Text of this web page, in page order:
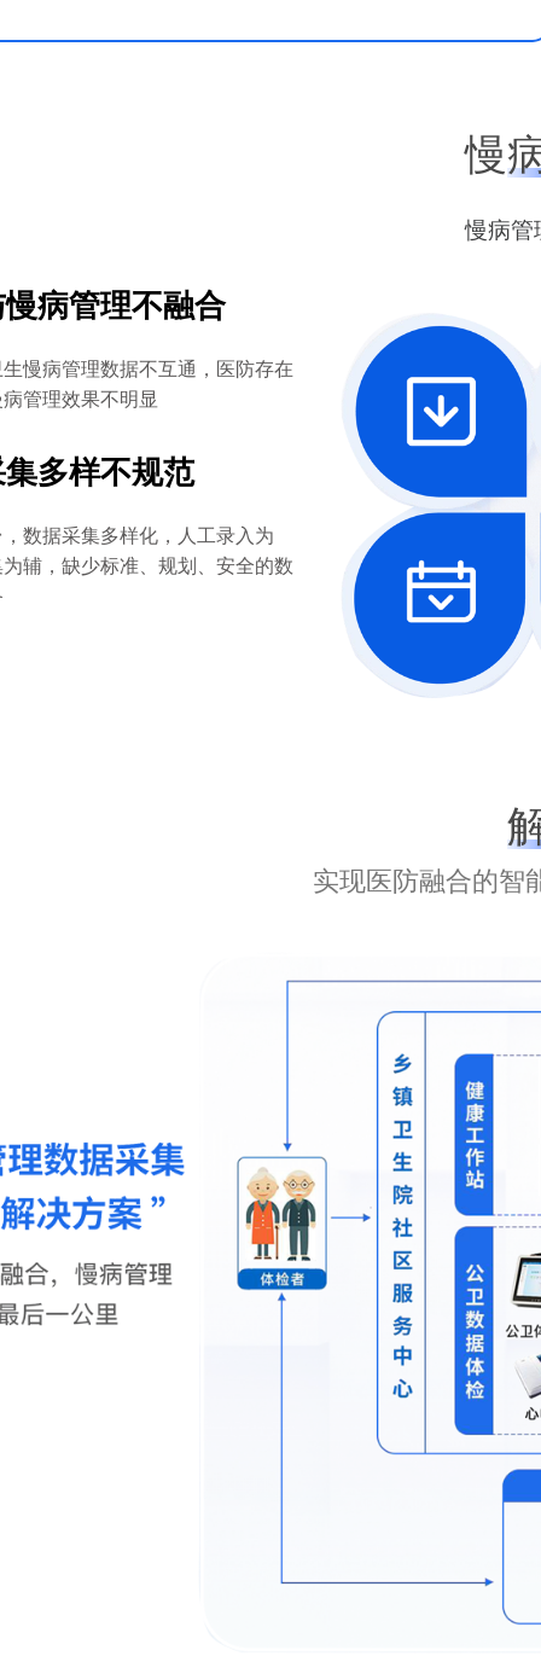
慢
慢病管
病管理不融合
慢病管理数据不互通，医防存在
管理效果不明显
多样不规范
数据采集多样化，人工录入为
辅，缺少标准、规划、安全的数
实现医防融合的智